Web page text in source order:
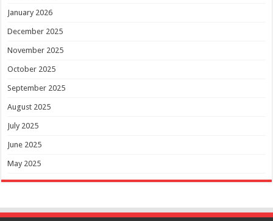
January 2026
December 2025
November 2025
October 2025
September 2025
August 2025
July 2025
June 2025
May 2025